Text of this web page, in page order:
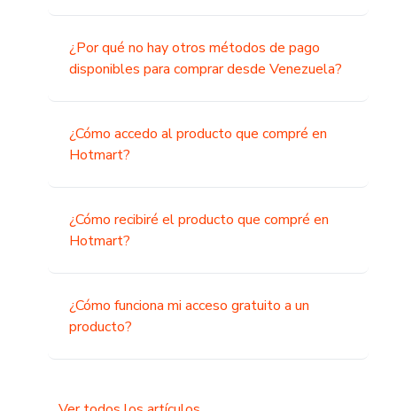
¿Por qué no hay otros métodos de pago
disponibles para comprar desde Venezuela?
¿Cómo accedo al producto que compré en
Hotmart?
¿Cómo recibiré el producto que compré en
Hotmart?
¿Cómo funciona mi acceso gratuito a un
producto?